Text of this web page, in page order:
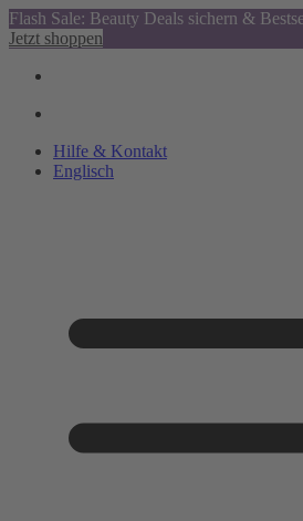
Flash Sale: Beauty Deals sichern &
Jetzt shoppen
Hilfe & Kontakt
Englisch